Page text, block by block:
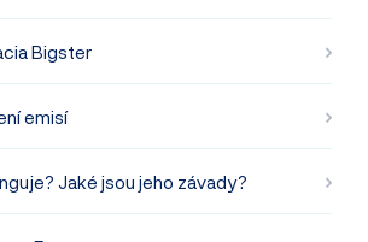
Bigster
emisí
Jaké jsou jeho závady?